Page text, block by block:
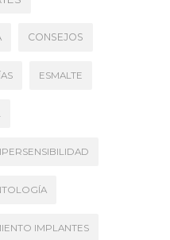
CONSEJOS
ESMALTE
IMPLANTES